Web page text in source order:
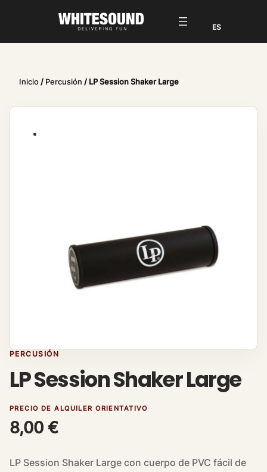
Inicio/ Percusión / LP Session Shaker Large
PERCUSIÓN
LP Session Shaker Large
PRECIO DE ALQUILER ORIENTATIVO
8,00 €
LP Session Shaker Large con cuerpo de PVC fácil de